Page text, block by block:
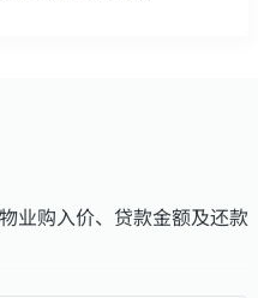
业购入价、贷款金额及还款